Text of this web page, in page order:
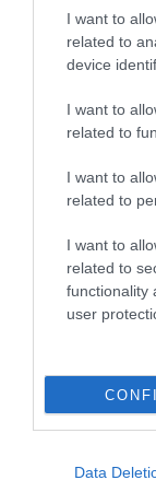
I want to
related to
device
I want to
related to
I want to
related to
I want to
related to
functionality
user
Data
δηλώσεις
για τον
Ο 69χρονος
παιδιού